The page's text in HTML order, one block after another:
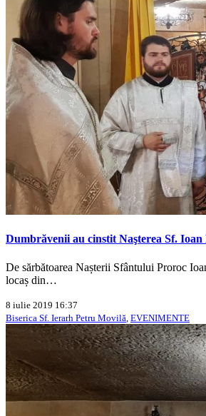
Dumbrăvenii au cinstit Naşterea Sf.
De sărbătoarea Nașterii Sfântului Proroc
locaș din…
8 iulie 2019 16:37
Biserica Sf. Ierarh Petru Movilă EVENIMENTE